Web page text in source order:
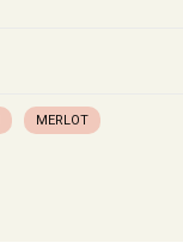
MERLOT